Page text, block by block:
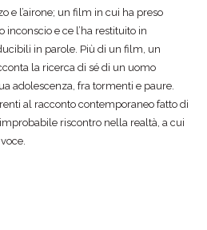
e l’airone; un film in cui ha preso
e ce l’ha restituito in
in parole. Più di un film, un
la ricerca di sé di un uomo
adolescenza, fra tormenti e paure.
al racconto contemporaneo fatto di
riscontro nella realtà, a cui